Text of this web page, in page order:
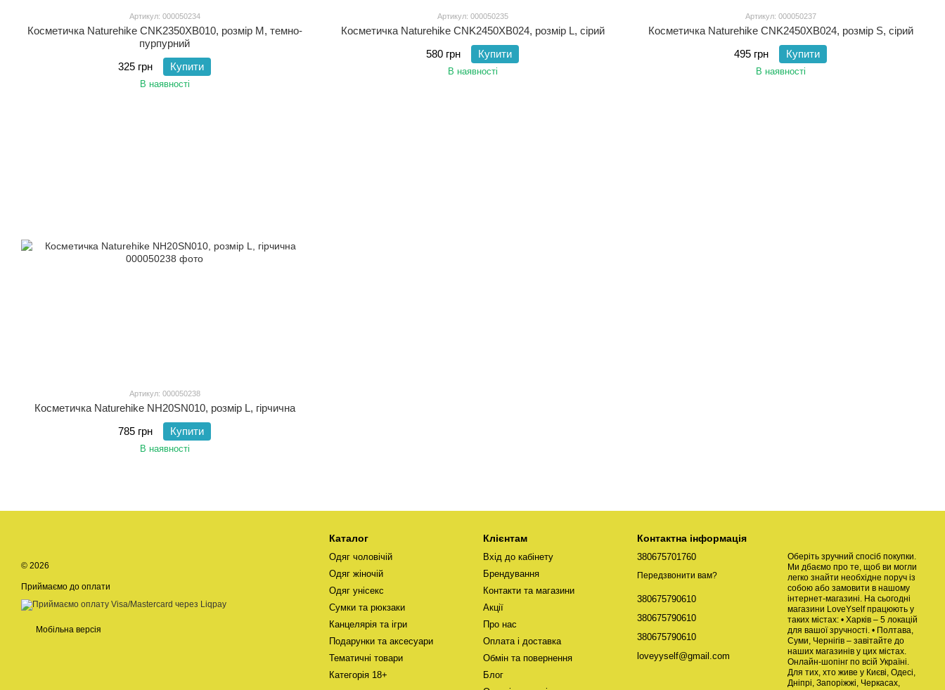
Артикул: 000050234
Косметичка Naturehike CNK2350XB010, розмір М, темно-
пурпурний
325 грн
Купити
В наявності
Артикул: 000050235
Косметичка Naturehike CNK2450XB024, розмір L, сірий
580 грн
Купити
В наявності
Артикул: 000050237
Косметичка Naturehike CNK2450XB024, розмір S, сірий
495 грн
Купити
В наявності
Артикул: 000050238
Косметичка Naturehike NH20SN010, розмір L, гірчична
785 грн
Купити
В наявності
© 2026
Приймаємо до оплати
Мобільна версія
Каталог
Одяг чоловічій
Одяг жіночій
Одяг унісекс
Сумки та рюкзаки
Канцелярія та ігри
Подарунки та аксесуари
Тематичні товари
Категорія 18+
Клієнтам
Вхід до кабінету
Брендування
Контакти та магазини
Акції
Про нас
Оплата і доставка
Обмін та повернення
Блог
Контактна інформація
380675701760
Передзвонити вам?
380675790610
380675790610
380675790610
loveyyself@gmail.com
Оберіть зручний спосіб покупки.
Ми дбаємо про те, щоб ви могли
легко знайти необхідне поруч із
собою або замовити в нашому
інтернет-магазині. На сьогодні
магазини LoveYself працюють у
таких містах: • Харків – 5 локацій
для вашої зручності. • Полтава,
Суми, Чернігів – завітайте до
наших магазинів у цих містах.
Онлайн-шопінг по всій Україні.
Для тих, хто живе у Києві, Одесі,
Дніпрі, Запоріжжі, Черкасах,